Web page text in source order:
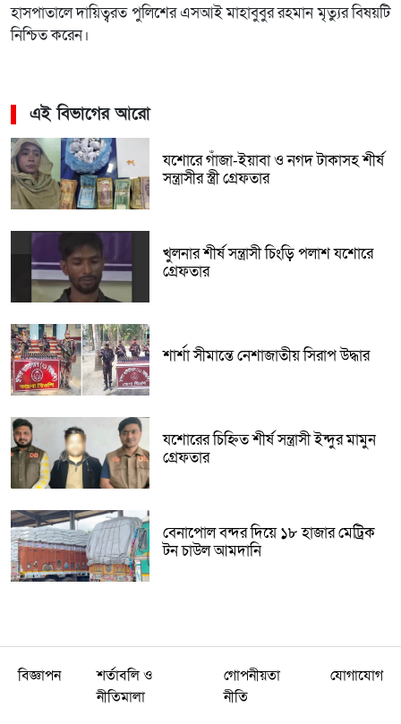
হাসপাতালে দায়িত্বরত পুলিশের এসআই মাহাবুবুর রহমান মৃত্যুর বিষয়টি
নিশ্চিত করেন।
এই বিভাগের আরো
যশোরে গাঁজা-ইয়াবা ও নগদ টাকাসহ শীর্ষ
সন্ত্রাসীর স্ত্রী গ্রেফতার
খুলনার শীর্ষ সন্ত্রাসী চিংড়ি পলাশ যশোরে
গ্রেফতার
শার্শা সীমান্তে নেশাজাতীয় সিরাপ উদ্ধার
যশোরের চিহ্নিত শীর্ষ সন্ত্রাসী ইন্দুর মামুন
গ্রেফতার
বেনাপোল বন্দর দিয়ে ১৮ হাজার মেট্রিক
টন চাউল আমদানি
বিজ্ঞাপন
শর্তাবলি ও
নীতিমালা
গোপনীয়তা
নীতি
যোগাযোগ